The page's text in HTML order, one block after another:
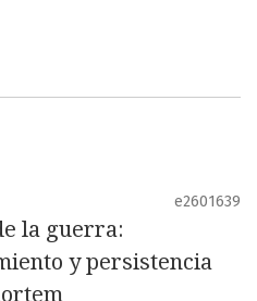
e2601639
la guerra:
y persistencia